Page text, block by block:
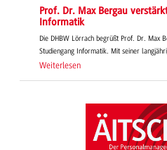
Prof. Dr. Max Bergau
Informatik
Die DHBW Lörrach begrüßt Prof. Dr. Max
Studiengang Informatik. Mit seiner
Weiterlesen